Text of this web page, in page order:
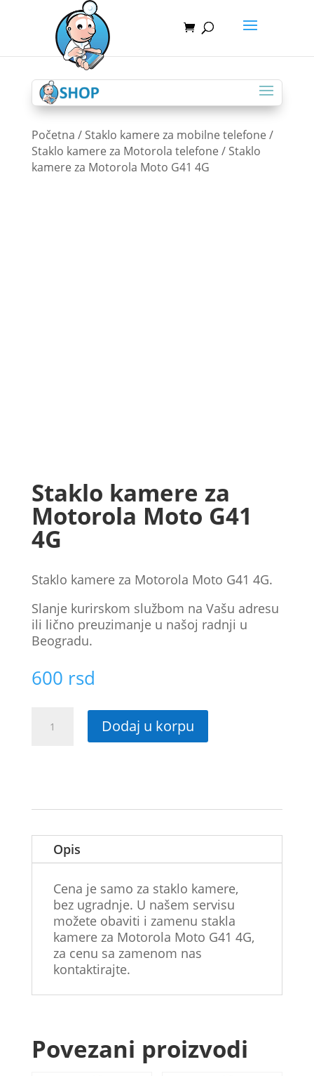
Početna / Staklo kamere za mobilne telefone /
Staklo kamere za Motorola telefone / Staklo
kamere za Motorola Moto G41 4G
Staklo kamere za
Motorola Moto G41
4G
Staklo kamere za Motorola Moto G41 4G.
Slanje kurirskom službom na Vašu adresu
ili lično preuzimanje u našoj radnji u
Beogradu.
600 rsd
kamere
4G
Dodaj u korpu
Opis
Cena je samo za staklo kamere,
bez ugradnje. U našem servisu
možete obaviti i zamenu stakla
kamere za Motorola Moto G41 4G,
za cenu sa zamenom nas
kontaktirajte.
Povezani proizvodi